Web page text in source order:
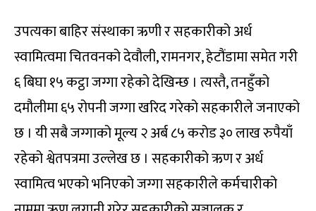
उपत्यका बाहिर संस्थाका ऋणी र सहकारीको अर्ध
स्वामित्वमा चितवनको देवौली, रामनगर, हेटौंडामा समेत गरी
६ बिघा १५ कट्ठा जग्गा रहेको देखिन्छ । त्यस्तै, तनहुँको
दमौलीमा ६५ रोपनी जग्गा खरिद गरेको सहकारीले जनाएको
छ । यी सबै जग्गाको मूल्य २ अर्ब ८५ करोड ३० लाख रुपैयाँ
रहेको श्वेतपत्रमा उल्लेख छ । सहकारीको ऋण र अर्ध
स्वामित्व भएको भनिएको जग्गा सहकारीले कर्मचारीको